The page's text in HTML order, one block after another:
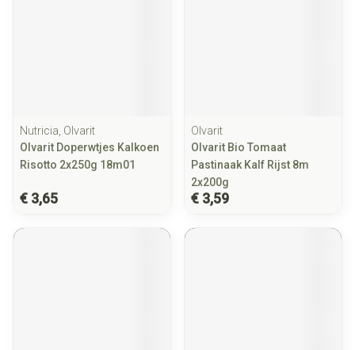
Nutricia, Olvarit
Olvarit Doperwtjes Kalkoen
Risotto 2x250g 18m01
€ 3,65
Olvarit
Olvarit Bio Tomaat
Pastinaak Kalf Rijst 8m
2x200g
€ 3,59